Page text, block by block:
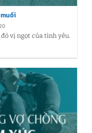
vị ngọt của tình yêu.